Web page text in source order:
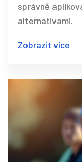
správně
alternativami.
Zobrazit více